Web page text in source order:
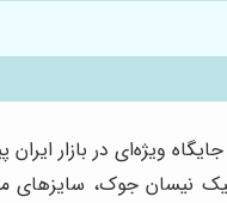
ویژه‌ای در بازار
جوک، سایزهای